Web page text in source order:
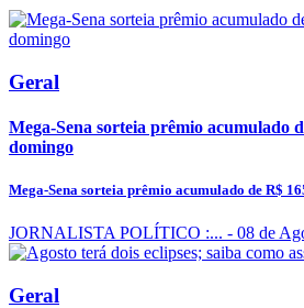
Geral
Mega-Sena sorteia prêmio acumulado
domingo
Mega-Sena sorteia prêmio acumulado de R$
JORNALISTA POLÍTICO :... - 08 de
Geral